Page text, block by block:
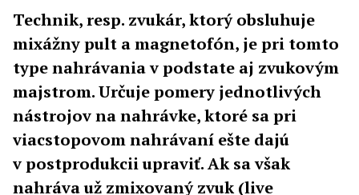
Technik, resp. zvukár, ktorý obsluhuje
mixážny pult a magnetofón, je pri tomto
type nahrávania v podstate aj zvukovým
majstrom. Určuje pomery jednotlivých
nástrojov na nahrávke, ktoré sa pri
viacstopovom nahrávaní ešte dajú
v postprodukcii upraviť. Ak sa však
nahráva už zmixovaný zvuk (live